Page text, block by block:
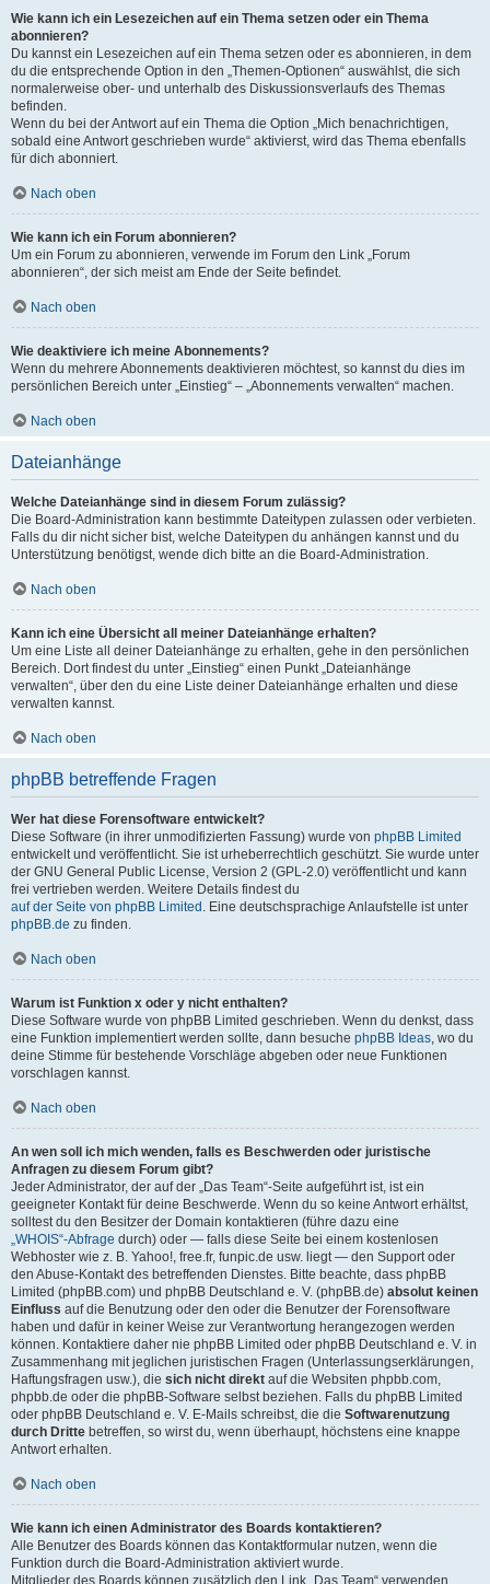
Wie kann ich ein Lesezeichen auf ein Thema setzen oder ein Thema
abonnieren?
Du kannst ein Lesezeichen auf ein Thema setzen oder es abonnieren, in dem
du die entsprechende Option in den „Themen-Optionen“ auswählst, die sich
normalerweise ober- und unterhalb des Diskussionsverlaufs des Themas
befinden.
Wenn du bei der Antwort auf ein Thema die Option „Mich benachrichtigen,
sobald eine Antwort geschrieben wurde“ aktivierst, wird das Thema ebenfalls
für dich abonniert.
Nach oben
Wie kann ich ein Forum abonnieren?
Um ein Forum zu abonnieren, verwende im Forum den Link „Forum
abonnieren“, der sich meist am Ende der Seite befindet.
Nach oben
Wie deaktiviere ich meine Abonnements?
Wenn du mehrere Abonnements deaktivieren möchtest, so kannst du dies im
persönlichen Bereich unter „Einstieg“ – „Abonnements verwalten“ machen.
Nach oben
Dateianhänge
Welche Dateianhänge sind in diesem Forum zulässig?
Die Board-Administration kann bestimmte Dateitypen zulassen oder verbieten.
Falls du dir nicht sicher bist, welche Dateitypen du anhängen kannst und du
Unterstützung benötigst, wende dich bitte an die Board-Administration.
Nach oben
Kann ich eine Übersicht all meiner Dateianhänge erhalten?
Um eine Liste all deiner Dateianhänge zu erhalten, gehe in den persönlichen
Bereich. Dort findest du unter „Einstieg“ einen Punkt „Dateianhänge
verwalten“, über den du eine Liste deiner Dateianhänge erhalten und diese
verwalten kannst.
Nach oben
phpBB betreffende Fragen
Wer hat diese Forensoftware entwickelt?
Diese Software (in ihrer unmodifizierten Fassung) wurde von phpBB Limited
entwickelt und veröffentlicht. Sie ist urheberrechtlich geschützt. Sie wurde unter
der GNU General Public License, Version 2 (GPL-2.0) veröffentlicht und kann
frei vertrieben werden. Weitere Details findest du
auf der Seite von phpBB Limited . Eine deutschsprachige Anlaufstelle ist unter
phpBB.de zu finden.
Nach oben
Warum ist Funktion x oder y nicht enthalten?
Diese Software wurde von phpBB Limited geschrieben. Wenn du denkst, dass
eine Funktion implementiert werden sollte, dann besuche phpBB Ideas, wo du
deine Stimme für bestehende Vorschläge abgeben oder neue Funktionen
vorschlagen kannst.
Nach oben
An wen soll ich mich wenden, falls es Beschwerden oder juristische
Anfragen zu diesem Forum gibt?
Jeder Administrator, der auf der „Das Team“-Seite aufgeführt ist, ist ein
geeigneter Kontakt für deine Beschwerde. Wenn du so keine Antwort erhältst,
solltest du den Besitzer der Domain kontaktieren (führe dazu eine
„WHOIS“-Abfrage durch) oder — falls diese Seite bei einem kostenlosen
Webhoster wie z. B. Yahoo!, free.fr, funpic.de usw. liegt — den Support oder
den Abuse-Kontakt des betreffenden Dienstes. Bitte beachte, dass phpBB
Limited (phpBB.com) und phpBB Deutschland e. V. (phpBB.de) absolut keinen
Einfluss auf die Benutzung oder den oder die Benutzer der Forensoftware
haben und dafür in keiner Weise zur Verantwortung herangezogen werden
können. Kontaktiere daher nie phpBB Limited oder phpBB Deutschland e. V. in
Zusammenhang mit jeglichen juristischen Fragen (Unterlassungserklärungen,
Haftungsfragen usw.), die sich nicht direkt auf die Websiten phpbb.com,
phpbb.de oder die phpBB-Software selbst beziehen. Falls du phpBB Limited
oder phpBB Deutschland e. V. E-Mails schreibst, die die Softwarenutzung
durch Dritte betreffen, so wirst du, wenn überhaupt, höchstens eine knappe
Antwort erhalten.
Nach oben
Wie kann ich einen Administrator des Boards kontaktieren?
Alle Benutzer des Boards können das Kontaktformular nutzen, wenn die
Funktion durch die Board-Administration aktiviert wurde.
Mitglieder des Boards können zusätzlich den Link „Das Team“ verwenden.